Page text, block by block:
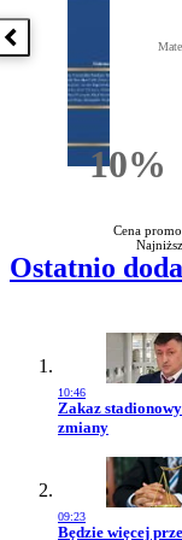
Poprzednia książka
10%
Cena
Ostatnio
10:46
Przejdź do
Zakaz
zmiany
09:23
Przejdź do
Będzie więcej